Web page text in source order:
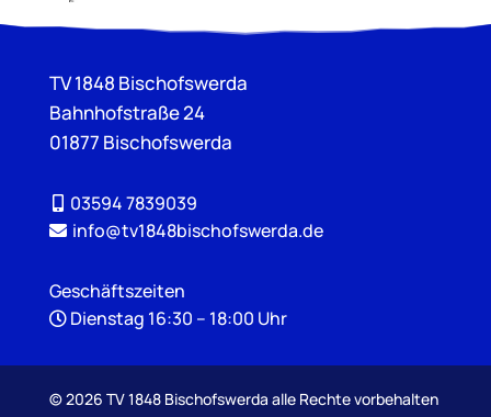
TV 1848 Bischofswerda
Bahnhofstraße 24
01877 Bischofswerda
03594 7839039
info@tv1848bischofswerda.de
Geschäftszeiten
Dienstag 16:30 – 18:00 Uhr
©2026 TV 1848 Bischofswerda alle Rechte vorbehalten